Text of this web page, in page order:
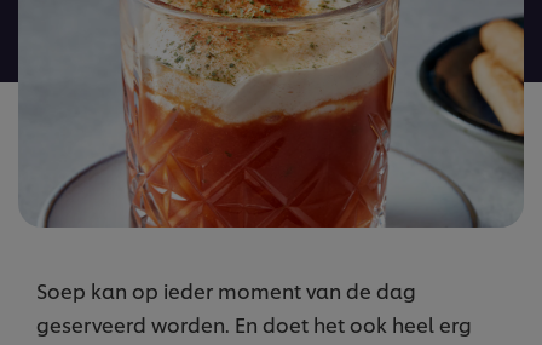
deze
recipe
Soep kan op ieder moment van de dag
geserveerd worden. En doet het ook heel erg